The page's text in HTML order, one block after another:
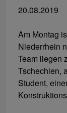
20.08.2019
Am Montag
Niederrhein
Team liegen
Tschechien,
Student,